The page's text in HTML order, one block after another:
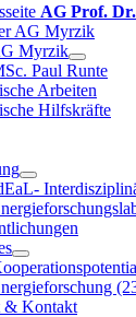
AG Prof.
AG Myrzik
Myrzik
Paul Runte
Arbeiten
Hilfskräfte
& Kontakt